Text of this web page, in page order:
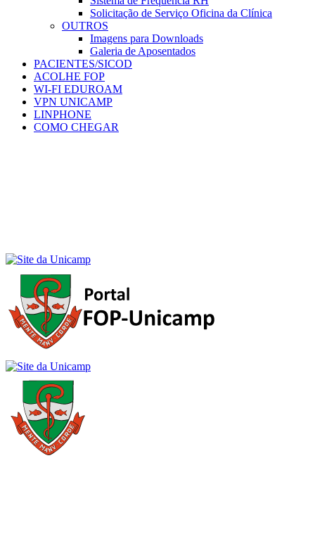
Solicitação de Serviço Oficina da Clínica
OUTROS
Imagens para Downloads
Galeria de Aposentados
PACIENTES/SICOD
ACOLHE FOP
WI-FI EDUROAM
VPN UNICAMP
LINPHONE
COMO CHEGAR